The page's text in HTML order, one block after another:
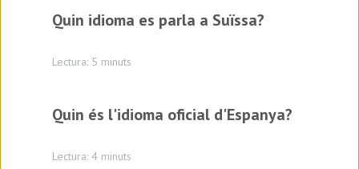
Quin idioma es parla a Suïssa?
Lectura: 5 minuts
Quin és l'idioma oficial d'Espanya?
Lectura: 4 minuts